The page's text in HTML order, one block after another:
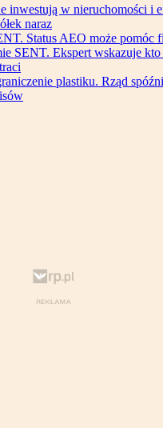
inwestują w nieruchomości i
naraz
Status AEO może pomóc
SENT. Ekspert wskazuje kto
plastiku. Rząd